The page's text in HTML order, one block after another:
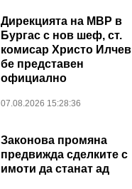
Дирекцията на МВР в
Бургас с нов шеф, ст.
комисар Христо Илчев
бе представен
официално
07.08.2026 15:28:36
Законова промяна
предвижда сделките с
имоти да станат ад